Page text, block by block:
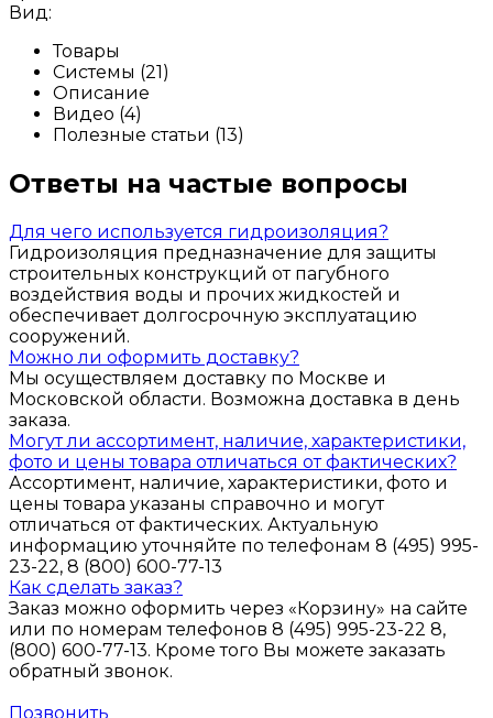
Вид:
Товары
Системы (21)
Описание
Видео (4)
Полезные статьи (13)
Ответы на частые вопросы
Для чего используется гидроизоляция?
Гидроизоляция предназначение для защиты
строительных конструкций от пагубного
воздействия воды и прочих жидкостей и
обеспечивает долгосрочную эксплуатацию
сооружений.
Можно ли оформить доставку?
Мы осуществляем доставку по Москве и
Московской области. Возможна доставка в день
заказа.
Могут ли ассортимент, наличие, характеристики,
фото и цены товара отличаться от фактических?
Ассортимент, наличие, характеристики, фото и
цены товара указаны справочно и могут
отличаться от фактических. Актуальную
информацию уточняйте по телефонам 8 (495) 995-
23-22, 8 (800) 600-77-13
Как сделать заказ?
Заказ можно оформить через «Корзину» на сайте
или по номерам телефонов 8 (495) 995-23-22 8,
(800) 600-77-13. Кроме того Вы можете заказать
обратный звонок.
Позвонить